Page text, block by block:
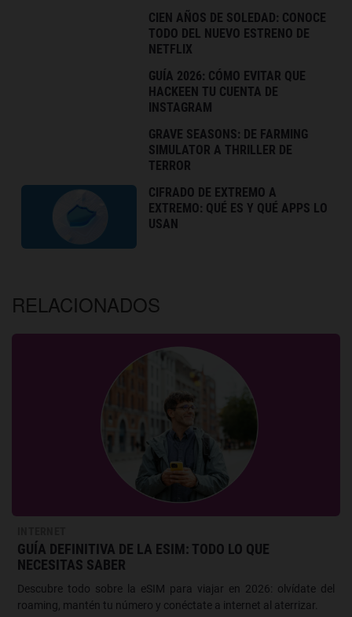
CIEN AÑOS DE SOLEDAD: CONOCE
TODO DEL NUEVO ESTRENO DE
NETFLIX
GUÍA 2026: CÓMO EVITAR QUE
HACKEEN TU CUENTA DE
INSTAGRAM
GRAVE SEASONS: DE FARMING
SIMULATOR A THRILLER DE
TERROR
CIFRADO DE EXTREMO A
EXTREMO: QUÉ ES Y QUÉ APPS LO
USAN
RELACIONADOS
GUÍA DEFINITIVA DE LA ESIM: TODO LO QUE
NECESITAS SABER
Descubre todo sobre la eSIM para viajar en 2026: olvídate del
roaming, mantén tu número y conéctate a internet al aterrizar.